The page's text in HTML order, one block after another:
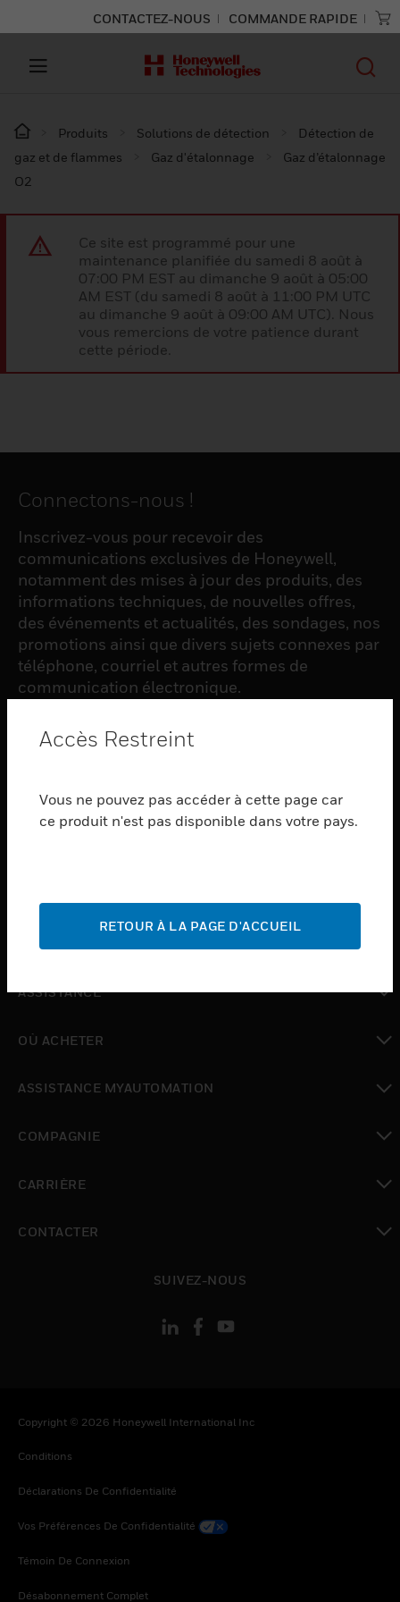
CONTACTEZ-NOUS COMMANDE RAPIDE
Produits Solutions de détection
Détection de
gaz et de flammes
Gaz d'étalonnage
Gaz d’étalonnage
O2
Ce site est programmé pour une
maintenance planifiée du samedi 8 août à
07:00 PM EST au dimanche 9 août à 05:00
AM EST (du samedi 8 août à 11:00 PM UTC
au dimanche 9 août à 09:00 AM UTC). Nous
vous remercions de votre patience durant
cette période.
Connectons-nous !
Inscrivez-vous pour recevoir des
communications exclusives de Honeywell,
notamment des mises à jour des produits, des
informations techniques, de nouvelles offres,
des événements et actualités, des sondages, nos
promotions ainsi que divers sujets connexes par
téléphone, courriel et autres formes de
communication électronique.
S'INSCRIRE
PRODUCTS
toggle view
INDUSTRIES
ASSISTANCE
OÙ ACHETER
ASSISTANCE MYAUTOMATION
COMPAGNIE
CARRIÈRE
CONTACTER
SUIVEZ-NOUS
Copyright © 2026 Honeywell International Inc
Conditions
Déclarations De Confidentialité
Vos Préférences De Confidentialité
Témoin De Connexion
Désabonnement Complet
Accès Restreint
Vous ne pouvez pas accéder à cette page car
ce produit n'est pas disponible dans votre pays.
RETOUR À LA PAGE D'ACCUEIL